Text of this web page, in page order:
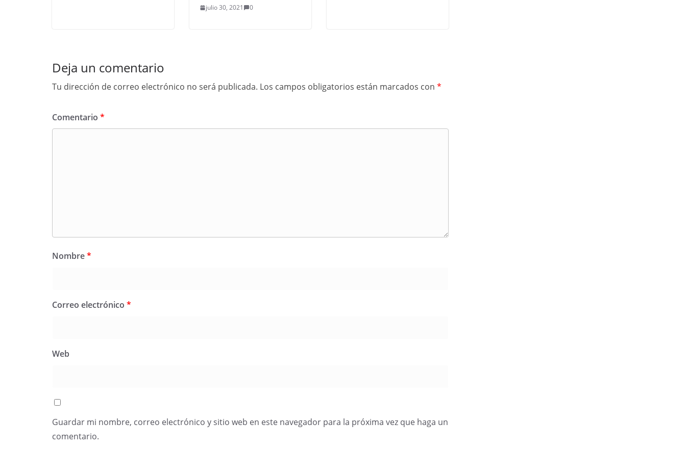
julio 30, 2021 0
Deja un comentario
Tu dirección de correo electrónico no será publicada. Los campos obligatorios están marcados con *
Comentario *
Nombre*
Correo electrónico *
Web
Guardar mi nombre, correo electrónico y sitio web en este navegador para la próxima vez que haga un
comentario.